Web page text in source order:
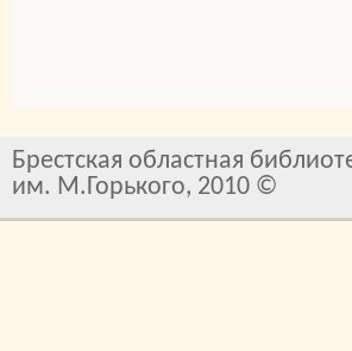
Брестская областная
им. М.Горького, 2010 ©